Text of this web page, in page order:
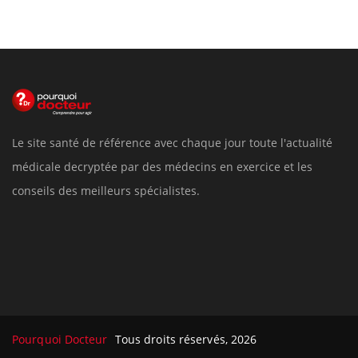
Le site santé de référence avec chaque jour toute l'actualité
médicale decryptée par des médecins en exercice et les
conseils des meilleurs spécialistes.
Pourquoi Docteur Tous droits réservés, 2026